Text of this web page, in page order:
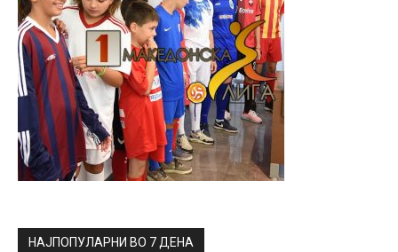
НАЈПОПУЛАРНИ ВО 7 ДЕНА